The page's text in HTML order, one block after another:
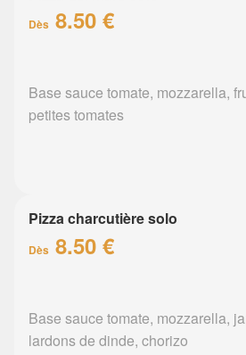
Dès 8.50 €
Base sauce tomate, mozzarella,
petites tomates
Pizza charcutière solo
Dès 8.50 €
Base sauce tomate, mozzarella,
lardons de dinde, chorizo